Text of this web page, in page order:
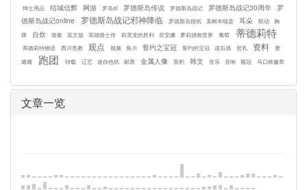
绅士用品
结城信辉 网游 罗岛ol 罗德斯岛传说 罗德斯岛战记 罗德斯岛战记30周年
罗
德斯岛战记online
罗德斯岛战记邪神降临 罗德斯岛报纸 美树本晴彦 耳朵 联动
胸
牌
自炊 致敬 英文版 英雄骑士传 莉芙党的胜利 菲安娜 萝莉拯救世界 葡萄 蒂德莉特
蒂德莉特物语 西川贵教 观点 视频 角川 誓约之宝冠 誓约的宝冠 读后感 贫乳 资料
赛
璐璐
跑团 转载 辽艺 迷你色纸 邮票 金属人像 面积 韩文 音乐 音响 额冠 马口铁徽章
文章一览